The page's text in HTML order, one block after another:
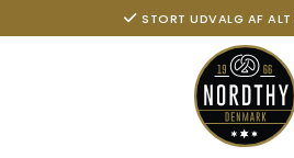
STORT UDVALG AF ALT